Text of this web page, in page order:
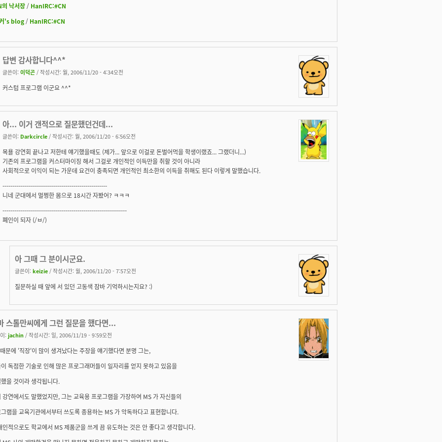
의 낙서장 / HanIRC:#CN
's blog / HanIRC:#CN
답변 감사합니다^^*
글쓴이: 이덕곤 / 작성시간: 월, 2006/11/20 - 4:34오전
커스텀 프로그램 이군요 ^^*
아... 이거 갠적으로 질문했던건데...
글쓴이: Darkcircle / 작성시간: 월, 2006/11/20 - 6:56오전
목욜 강연회 끝나고 저한테 얘기했을때도 (제가... 앞으로 이걸로 돈벌어먹을 학생이랬죠... 그랬더니...)
기존의 프로그램을 커스터마이징 해서 그걸로 개인적인 이득만을 취할 것이 아니라
사회적으로 이익이 되는 가운데 요건이 충족되면 개인적인 최소한의 이득을 취해도 된다 이렇게 말했습니다.
-----------------------------------------------------
니네 군대에서 멀쩡한 몸으로 18시간 자봤어? ㅋㅋㅋ
---------------------------------------------------------------
폐인이 되자 (/ㅂ/)
아 그때 그 분이시군요.
글쓴이: keizie / 작성시간: 월, 2006/11/20 - 7:57오전
질문하실 때 앞에 서 있던 고동색 잠바 기억하시는지요? :)
스톨만씨에게 그런 질문을 했다면...
: jachin / 작성시간: 일, 2006/11/19 - 9:59오전
문에 '직장'이 많이 생겨났다는 주장을 얘기했다면 분명 그는,
독점한 기술로 인해 많은 프로그래머들이 일자리를 얻지 못하고 있음을
을 것이라 생각됩니다.
강연에서도 말했었지만, 그는 교육용 프로그램을 가장하여 MS 가 자신들의
램을 교육기관에서부터 쓰도록 종용하는 MS 가 악독하다고 표현합니다.
인적으로도 학교에서 MS 제품군을 쓰게 끔 유도하는 것은 안 좋다고 생각합니다.